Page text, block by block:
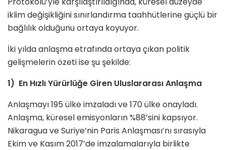
iklim değişikliğini sınırlandırma taahhütlerine güçlü bir
bağlılık olduğunu ortaya koyuyor.
İki yılda anlaşma etrafında ortaya çıkan politik
gelişmelerin özeti ise şu şekilde:
1) En Hızlı Yürürlüğe Giren Uluslararası Anlaşma
Anlaşmayı 195 ülke imzaladı ve 170 ülke onayladı.
Anlaşma, küresel emisyonların %88’sini kapsıyor.
Nikaragua ve Suriye’nin Paris Anlaşması’nı sırasıyla
Ekim ve Kasım 2017’de imzalamalarıyla birlikte